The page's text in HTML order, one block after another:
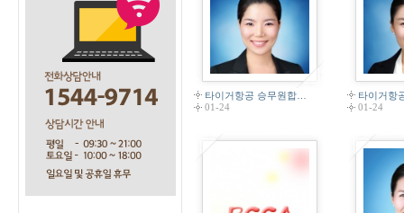
타이거항공 승무원합…
01-24
타이거항
01-24